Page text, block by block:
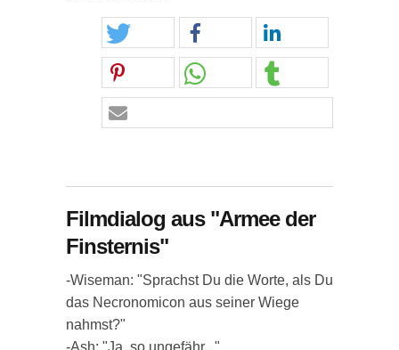
Filmdialog aus "Armee der
Finsternis"
-Wiseman: "Sprachst Du die Worte, als Du
das Necronomicon aus seiner Wiege
nahmst?"
-Ash: "Ja, so ungefähr..."